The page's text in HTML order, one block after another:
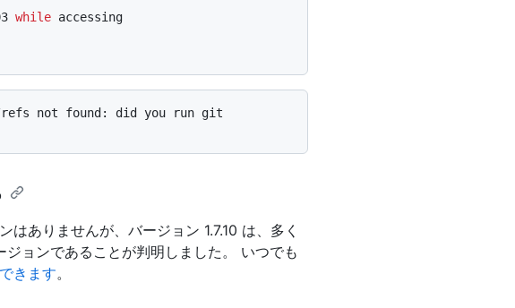
while accessing
refs not found: did you run git
ありませんが、バージョン 1.7.10 は、多く
ョンであることが判明しました。 いつでも
きます。